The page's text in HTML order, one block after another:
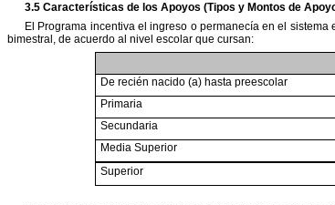
3.5 Características de los Apoyos (Tipos y Montos de
El Programa incentiva el ingreso o permanecía en el
bimestral, de acuerdo al nivel escolar que cursan:
De recién nacido (a) hasta preescolar
Primaria
Secundaria
Media Superior
Superior